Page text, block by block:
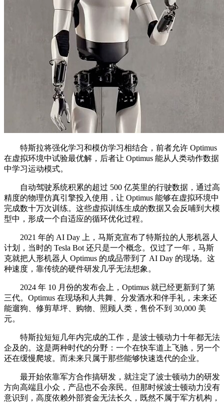
特斯拉将强化学习和模仿学习相结合，前者允许 Optimus
在虚拟环境中试验最优解，后者让 Optimus 能从人类动作数据
中学习运动模式。
自动驾驶系统积累的超过 500 亿英里的行驶数据，通过高
精度的物理仿真引擎投入使用，让 Optimus 能够在虚拟环境中
完成数十万次训练。这些虚拟训练生成的数据又会反哺到大模
型中，形成一个自适应的循环优化过程。
2021 年的 AI Day 上，马斯克宣布了特斯拉的人形机器人
计划，当时的 Tesla Bot 还只是一个概念。仅过了一年，马斯
克就把人形机器人 Optimus 的成品带到了 AI Day 的现场。这
种速度，靠传统的硬件研发几乎无法想象。
2024 年 10 月份的发布会上，Optimus 就已经更新到了第
三代。Optimus 在现场和人共舞、分发酒水和伴手礼，未来还
能遛狗、修剪草坪、购物、照顾人类，售价不到 30,000 美
元。
特斯拉短短几年内完成的工作，是波士顿动力十年都无法
企及的。这是两种时代的分野：一个在快车道上飞驰，另一个
还在缓慢爬坡。而未来只属于那些能够快速迭代的企业。
最开始依靠军方合作搞研发，就注定了波士顿动力的研发
方向高端且小众，产品也不会亲民。但那时候波士顿动力没有
意识到，高度依赖外部资金无法长久，既然不属于军方机构，